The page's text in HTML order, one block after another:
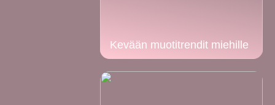
Kevään muotitrendit miehille